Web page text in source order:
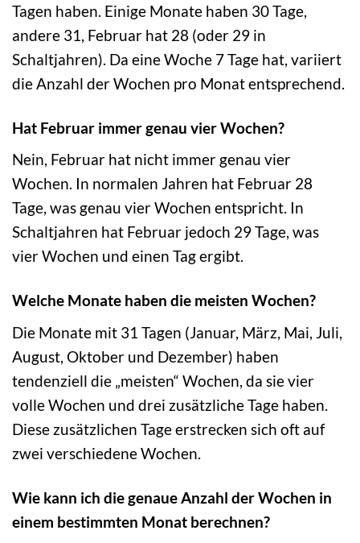
Tagen haben. Einige Monate haben 30 Tage,
andere 31, Februar hat 28 (oder 29 in
Schaltjahren). Da eine Woche 7 Tage hat, variiert
die Anzahl der Wochen pro Monat entsprechend.
Hat Februar immer genau vier Wochen?
Nein, Februar hat nicht immer genau vier
Wochen. In normalen Jahren hat Februar 28
Tage, was genau vier Wochen entspricht. In
Schaltjahren hat Februar jedoch 29 Tage, was
vier Wochen und einen Tag ergibt.
Welche Monate haben die meisten Wochen?
Die Monate mit 31 Tagen (Januar, März, Mai, Juli,
August, Oktober und Dezember) haben
tendenziell die „meisten“ Wochen, da sie vier
volle Wochen und drei zusätzliche Tage haben.
Diese zusätzlichen Tage erstrecken sich oft auf
zwei verschiedene Wochen.
Wie kann ich die genaue Anzahl der Wochen in
einem bestimmten Monat berechnen?